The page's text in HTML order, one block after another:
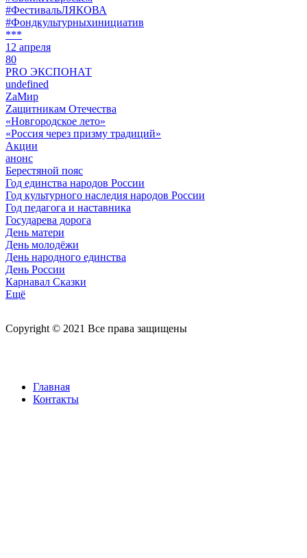
#ФестивальЛЯКОВА
#Фондкультурныхинициатив
***
12 апреля
80
PRO ЭКСПОНАТ
undefined
ZaМир
Zащитникам Отечества
«Новгородское лето»
«Россия через призму традиций»
Акции
анонс
Берестяной пояс
Год единства народов России
Год культурного наследия народов России
Год педагога и наставника
Государева дорога
День матери
День молодёжи
День народного единства
День России
Карнавал Сказки
Ещё
Copyright © 2021 Все права защищены
Главная
Контакты